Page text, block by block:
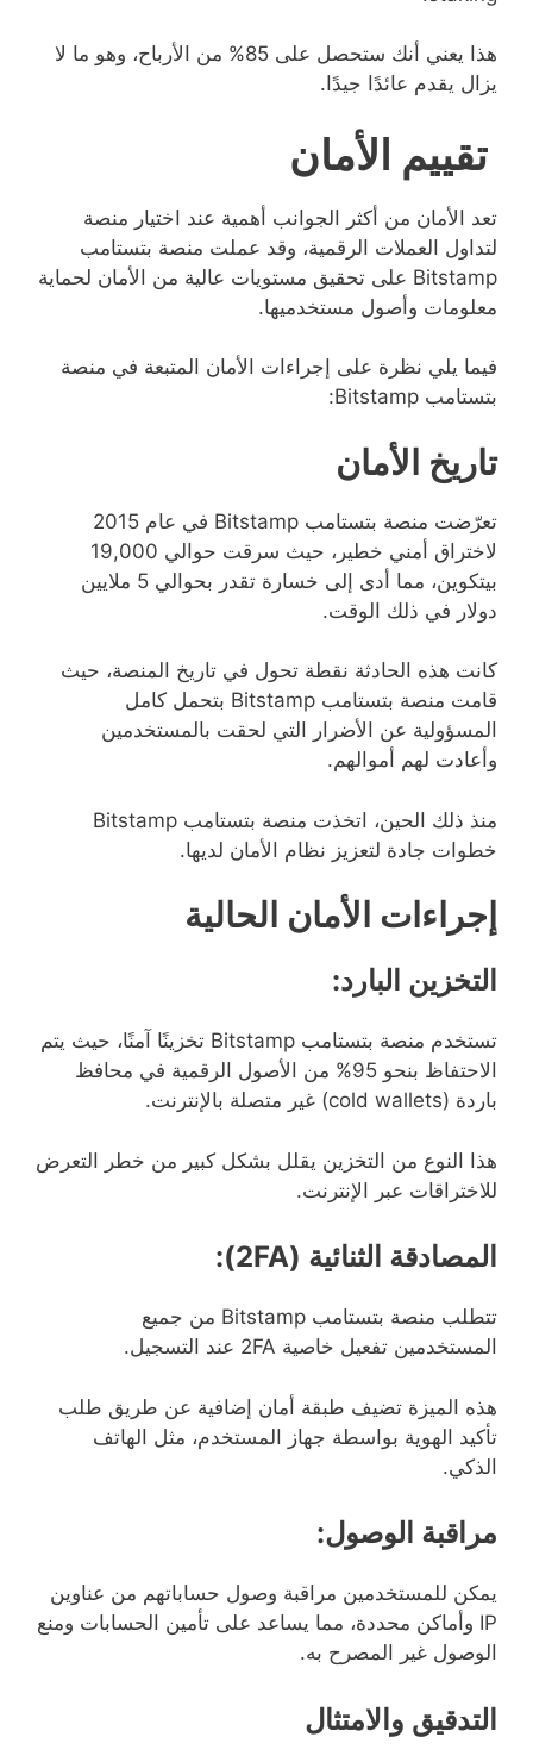
هذا يعني أنك ستحصل على 85% من الأرباح، وهو ما لا
يزال يقدم عائدًا جيدًا.
تقييم الأمان
تعد الأمان من أكثر الجوانب أهمية عند اختيار منصة
لتداول العملات الرقمية، وقد عملت منصة بتستامب
Bitstamp على تحقيق مستويات عالية من الأمان لحماية
معلومات وأصول مستخدميها.
فيما يلي نظرة على إجراءات الأمان المتبعة في منصة
بتستامب Bitstamp:
تاريخ الأمان
تعرّضت منصة بتستامب Bitstamp في عام 2015
لاختراق أمني خطير، حيث سرقت حوالي 19,000
بيتكوين، مما أدى إلى خسارة تقدر بحوالي 5 ملايين
دولار في ذلك الوقت.
كانت هذه الحادثة نقطة تحول في تاريخ المنصة، حيث
قامت منصة بتستامب Bitstamp بتحمل كامل
المسؤولية عن الأضرار التي لحقت بالمستخدمين
وأعادت لهم أموالهم.
منذ ذلك الحين، اتخذت منصة بتستامب Bitstamp
خطوات جادة لتعزيز نظام الأمان لديها.
إجراءات الأمان الحالية
التخزين البارد:
تستخدم منصة بتستامب Bitstamp تخزينًا آمنًا، حيث يتم
الاحتفاظ بنحو 95% من الأصول الرقمية في محافظ
باردة (cold wallets) غير متصلة بالإنترنت.
هذا النوع من التخزين يقلل بشكل كبير من خطر التعرض
للاختراقات عبر الإنترنت.
المصادقة الثنائية (2FA):
تتطلب منصة بتستامب Bitstamp من جميع
المستخدمين تفعيل خاصية 2FA عند التسجيل.
هذه الميزة تضيف طبقة أمان إضافية عن طريق طلب
تأكيد الهوية بواسطة جهاز المستخدم، مثل الهاتف
الذكي.
مراقبة الوصول:
يمكن للمستخدمين مراقبة وصول حساباتهم من عناوين
IP وأماكن محددة، مما يساعد على تأمين الحسابات ومنع
الوصول غير المصرح به.
التدقيق والامتثال